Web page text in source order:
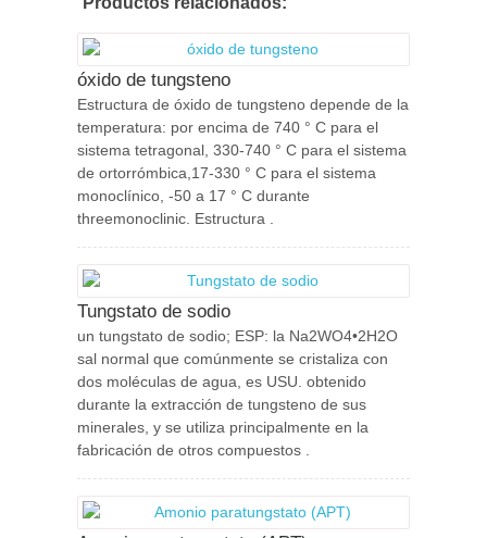
óxido de tungsteno
Estructura de óxido de tungsteno depende de la
temperatura: por encima de 740 ° C para el
sistema tetragonal, 330-740 ° C para el sistema
de ortorrómbica,17-330 ° C para el sistema
monoclínico, -50 a 17 ° C durante
threemonoclinic. Estructura .
Tungstato de sodio
un tungstato de sodio; ESP: la Na2WO4•2H2O
sal normal que comúnmente se cristaliza con
dos moléculas de agua, es USU. obtenido
durante la extracción de tungsteno de sus
minerales, y se utiliza principalmente en la
fabricación de otros compuestos .